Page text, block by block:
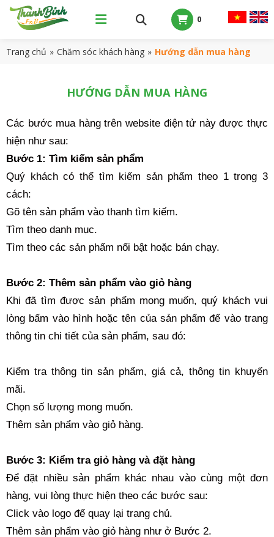
0
Trang chủ » Chăm sóc khách hàng » Hướng dẫn mua hàng
HƯỚNG DẪN MUA HÀNG
Các bước mua hàng trên website điện tử này được thực
hiện như sau:
Bước 1: Tìm kiếm sản phẩm
Quý khách có thể tìm kiếm sản phẩm theo 1 trong 3
cách:
Gõ tên sản phẩm vào thanh tìm kiếm.
Tìm theo danh mục.
Tìm theo các sản phẩm nổi bật hoặc bán chạy.
Bước 2: Thêm sản phẩm vào giỏ hàng
Khi đã tìm được sản phẩm mong muốn, quý khách vui
lòng bấm vào hình hoặc tên của sản phẩm để vào trang
thông tin chi tiết của sản phẩm, sau đó:
Kiểm tra thông tin sản phẩm, giá cả, thông tin khuyến
mãi.
Chọn số lượng mong muốn.
Thêm sản phẩm vào giỏ hàng.
Bước 3: Kiểm tra giỏ hàng và đặt hàng
Để đặt nhiều sản phẩm khác nhau vào cùng một đơn
hàng, vui lòng thực hiện theo các bước sau:
Click vào logo để quay lại trang chủ.
Thêm sản phẩm vào giỏ hàng như ở Bước 2.